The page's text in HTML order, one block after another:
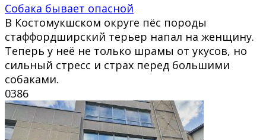
Собака бывает опасной
В Костомукшском округе пёс породы
стаффордширский терьер напал на женщину.
Теперь у неё не только шрамы от укусов, но
сильный стресс и страх перед большими
собаками.
0386